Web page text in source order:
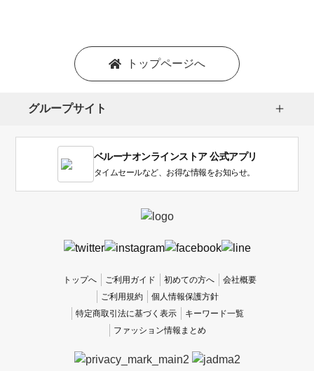
い
トップページへ
グループサイト
ベルーナオンラインストア 公式アプリ
タイムセールなど、お得な情報をお知らせ。
トップへ ご利用ガイド 初めての方へ
会社概要
ご利用規約
個人情報保護方針
特定商取引法に基づく表示
キーワード一覧
ファッション情報まとめ